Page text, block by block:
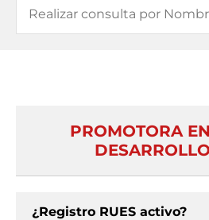
PROMOTORA
¿Registro RUES activo?